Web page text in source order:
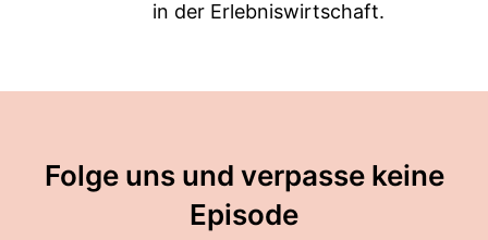
in der Erlebniswirtschaft.
Folge uns und verpasse keine
Episode